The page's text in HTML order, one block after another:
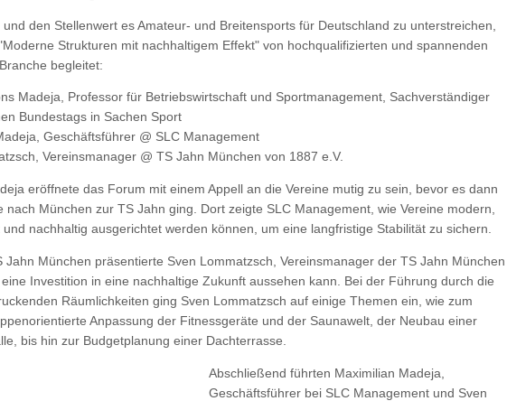
den Stellenwert es Amateur- und Breitensports für Deutschland zu unterstreichen,
Strukturen mit nachhaltigem Effekt" von hochqualifizierten und spannenden
begleitet:
Madeja, Professor für Betriebswirtschaft und Sportmanagement, Sachverständiger
Bundestags in Sachen Sport
Geschäftsführer @ SLC Management
Vereinsmanager @ TS Jahn München von 1887 e.V.
eröffnete das Forum mit einem Appell an die Vereine mutig zu sein, bevor es dann
nach München zur TS Jahn ging. Dort zeigte SLC Management, wie Vereine modern,
nachhaltig ausgerichtet werden können, um eine langfristige Stabilität zu sichern.
Jahn München präsentierte Sven Lommatzsch, Vereinsmanager der TS Jahn München
Investition in eine nachhaltige Zukunft aussehen kann. Bei der Führung durch die
Räumlichkeiten ging Sven Lommatzsch auf einige Themen ein, wie zum
Anpassung der Fitnessgeräte und der Saunawelt, der Neubau einer
bis hin zur Budgetplanung einer Dachterrasse.
Abschließend führten Maximilian Madeja,
Geschäftsführer bei SLC Management und Sven